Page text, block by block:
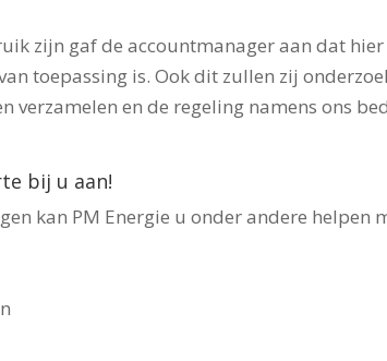
zijn gaf de accountmanager aan dat hier
toepassing is. Ook dit zullen zij
verzamelen en de regeling namens ons
bij u aan!
kan PM Energie u onder andere helpen